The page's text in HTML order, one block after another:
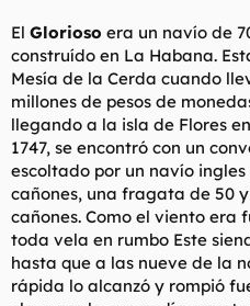
El Glorioso era un navío de
construído en La Habana.
Mesía de la Cerda cuando
millones de pesos de
llegando a la isla de Flores
1747, se encontró con un
escoltado por un navío
cañones, una fragata de 50
cañones. Como el viento era
toda vela en rumbo Este
hasta que a las nueve de la
rápida lo alcanzó y rompió